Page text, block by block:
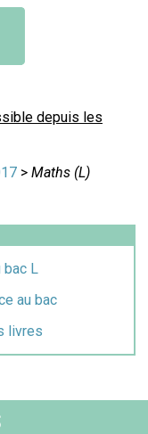
depuis les
> Maths (L)
bac L
au bac
livres